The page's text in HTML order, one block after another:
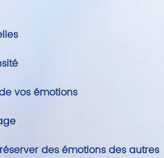
vos émotions
des émotions des autres